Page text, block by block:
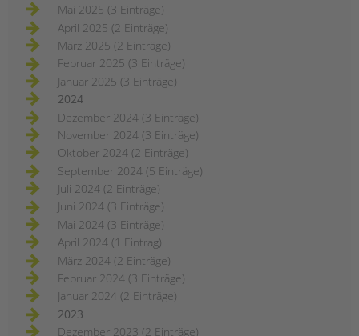
Mai 2025 (3 Einträge)
April 2025 (2 Einträge)
März 2025 (2 Einträge)
Februar 2025 (3 Einträge)
Januar 2025 (3 Einträge)
2024
Dezember 2024 (3 Einträge)
November 2024 (3 Einträge)
Oktober 2024 (2 Einträge)
September 2024 (5 Einträge)
Juli 2024 (2 Einträge)
Juni 2024 (3 Einträge)
Mai 2024 (3 Einträge)
April 2024 (1 Eintrag)
März 2024 (2 Einträge)
Februar 2024 (3 Einträge)
Januar 2024 (2 Einträge)
2023
Dezember 2023 (2 Einträge)